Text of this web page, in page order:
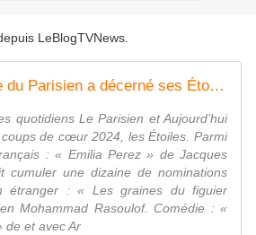
LeBlogTVNews
Le service culture du Parisien a décerné ses Étoiles 2024 : Santa, Audiard, Lopez, Kervern...
quotidiens Le Parisien et Aujourd’hui
de cœur 2024, les Étoiles. Parmi
: « Emilia Perez » de Jacques
cumuler une dizaine de nominations
étranger : « Les graines du figuier
Mohammad Rasoulof. Comédie : «
de et avec Ar